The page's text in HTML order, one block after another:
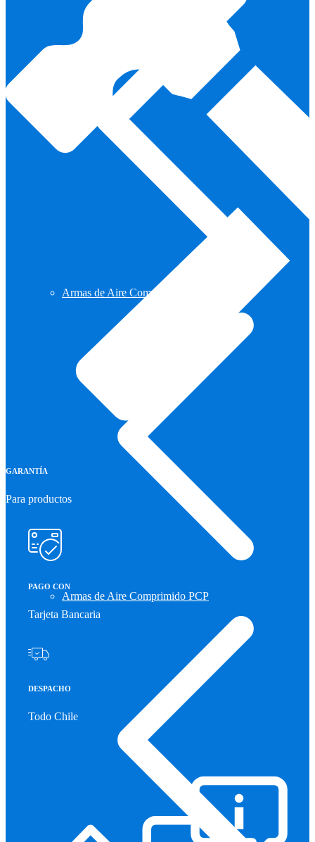
Armas de Aire Comprimido
Armas de Aire Comprimido PCP
GARANTÍA
Para productos
PAGO CON
Tarjeta Bancaria
DESPACHO
Todo Chile